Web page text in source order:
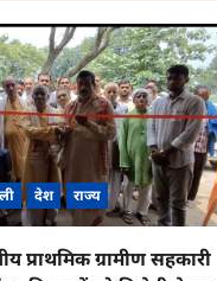
देश राज्य
प्राथमिक ग्रामीण सहकारी